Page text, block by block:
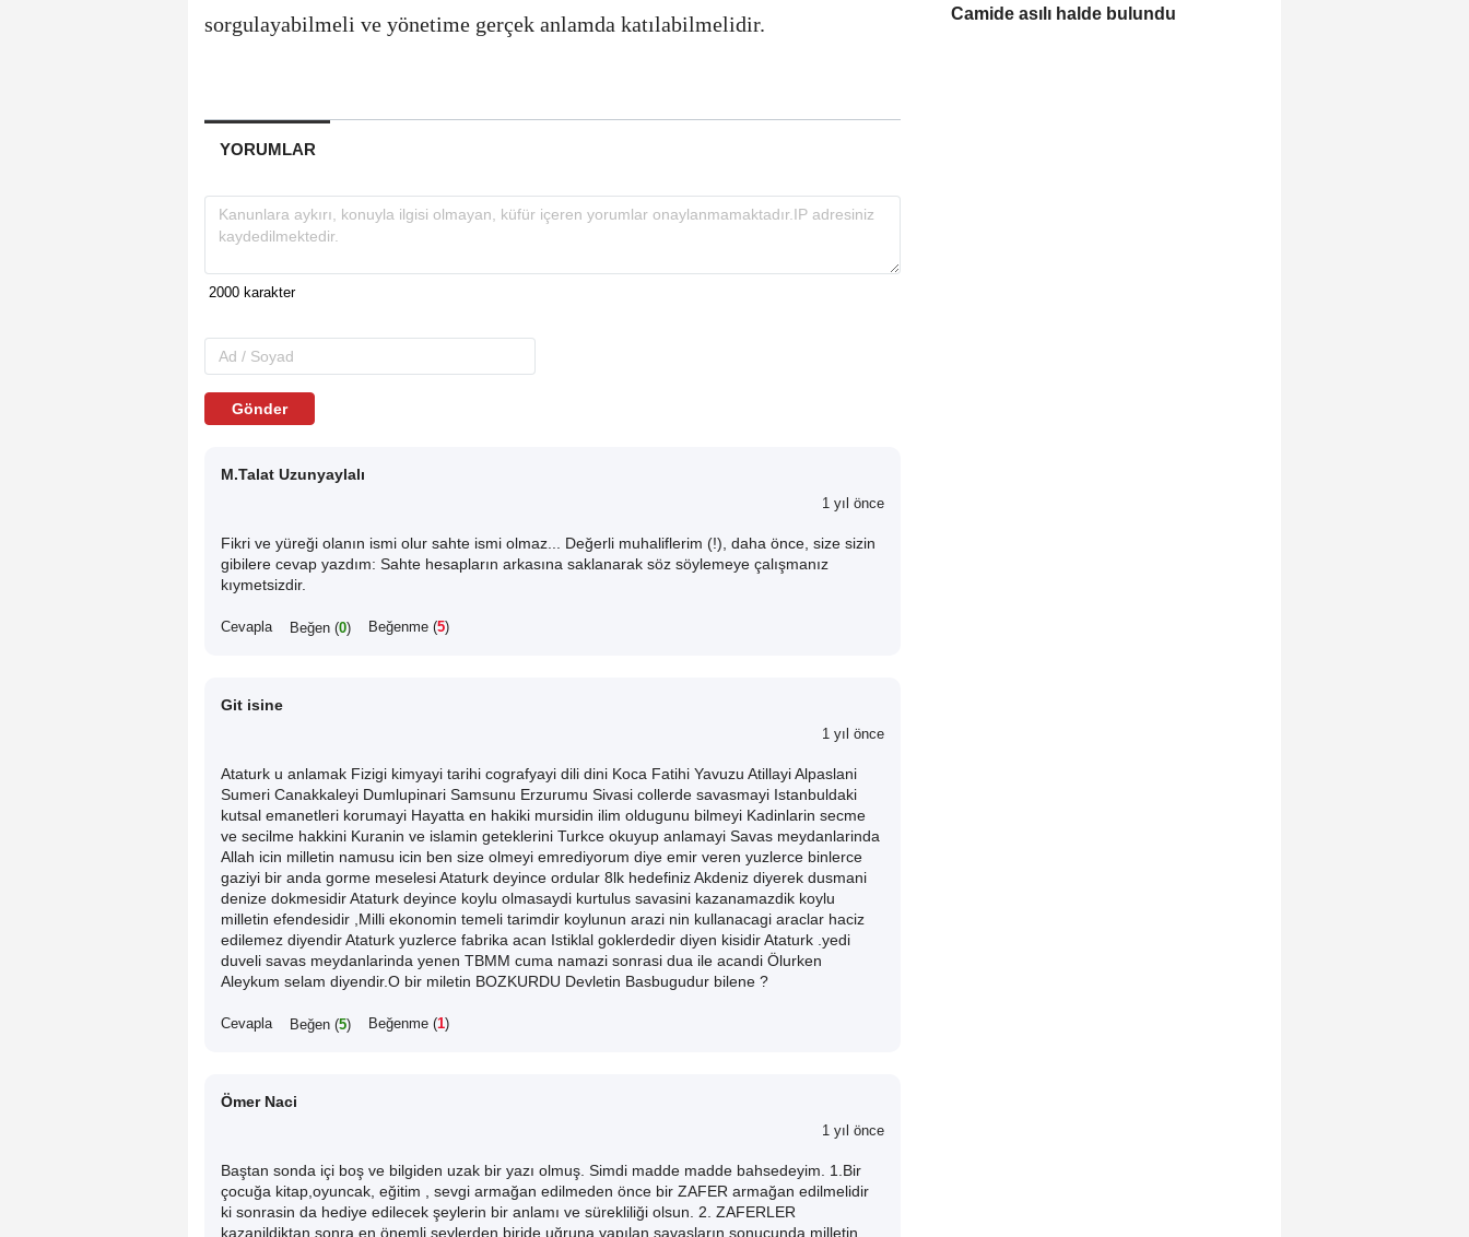
sorgulayabilmeli ve yönetime gerçek anlamda katılabilmelidir.
YORUMLAR
Gönder
M.Talat Uzunyaylalı
1 yıl önce
Fikri ve yüreği olanın ismi olur sahte ismi olmaz... Değerli muhaliflerim (!), daha önce, size sizin
gibilere cevap yazdım: Sahte hesapların arkasına saklanarak söz söylemeye çalışmanız
kıymetsizdir.
Cevapla Beğen (0) Beğenme (5)
Git isine
1 yıl önce
Ataturk u anlamak Fizigi kimyayi tarihi cografyayi dili dini Koca Fatihi Yavuzu Atillayi Alpaslani
Sumeri Canakkaleyi Dumlupinari Samsunu Erzurumu Sivasi collerde savasmayi Istanbuldaki
kutsal emanetleri korumayi Hayatta en hakiki mursidin ilim oldugunu bilmeyi Kadinlarin secme
ve secilme hakkini Kuranin ve islamin geteklerini Turkce okuyup anlamayi Savas meydanlarinda
Allah icin milletin namusu icin ben size olmeyi emrediyorum diye emir veren yuzlerce binlerce
gaziyi bir anda gorme meselesi Ataturk deyince ordular 8lk hedefiniz Akdeniz diyerek dusmani
denize dokmesidir Ataturk deyince koylu olmasaydi kurtulus savasini kazanamazdik koylu
milletin efendesidir ,Milli ekonomin temeli tarimdir koylunun arazi nin kullanacagi araclar haciz
edilemez diyendir Ataturk yuzlerce fabrika acan Istiklal goklerdedir diyen kisidir Ataturk .yedi
duveli savas meydanlarinda yenen TBMM cuma namazi sonrasi dua ile acandi Ölurken
Aleykum selam diyendir.O bir miletin BOZKURDU Devletin Basbugudur bilene ?
Cevapla Beğen (5) Beğenme (1)
Ömer Naci
1 yıl önce
Baştan sonda içi boş ve bilgiden uzak bir yazı olmuş. Simdi madde madde bahsedeyim. 1.Bir
çocuğa kitap,oyuncak, eğitim , sevgi armağan edilmeden önce bir ZAFER armağan edilmelidir
ki sonrasin da hediye edilecek şeylerin bir anlamı ve sürekliliği olsun. 2. ZAFERLER
kazanildiktan sonra en önemli şeylerden biride uğruna yapılan savaşların sonucunda milletin
Camide asılı halde bulundu